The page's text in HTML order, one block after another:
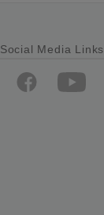
Social Media Links